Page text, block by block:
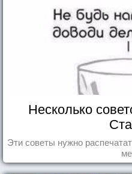
Несколько
Эти советы нужно